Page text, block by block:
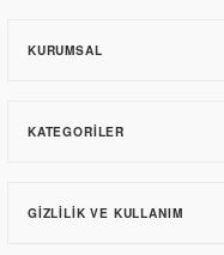
KURUMSAL
KATEGORILER
GIZLILIK VE KULLANIM